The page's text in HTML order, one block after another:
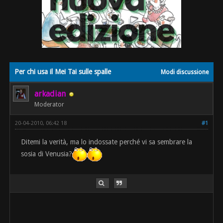
Modi discussione
Per chi usa il Mei Tai sulle spalle
arkadian
Moderator
#1
20-04-2010, 06:42 18
Ditemi la verità, ma lo indossate perché vi sa sembrare la
sosia di Venusia?